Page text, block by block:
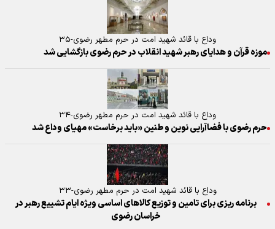
وداع با قائد شهید امت در حرم مطهر رضوی-۳۵
موزه قرآن و هدایای رهبر شهید انقلاب در حرم رضوی بازگشایی شد
وداع با قائد شهید امت در حرم مطهر رضوی-۳۴
حرم رضوی با فضاآرایی نوین و طنین «باید برخاست» مهیای وداع شد
وداع با قائد شهید امت در حرم مطهر رضوی-۳۳
برنامه ریزی برای تامین و توزیع کالاهای اساسی ویژه ایام تشییع رهبر در
خراسان رضوی